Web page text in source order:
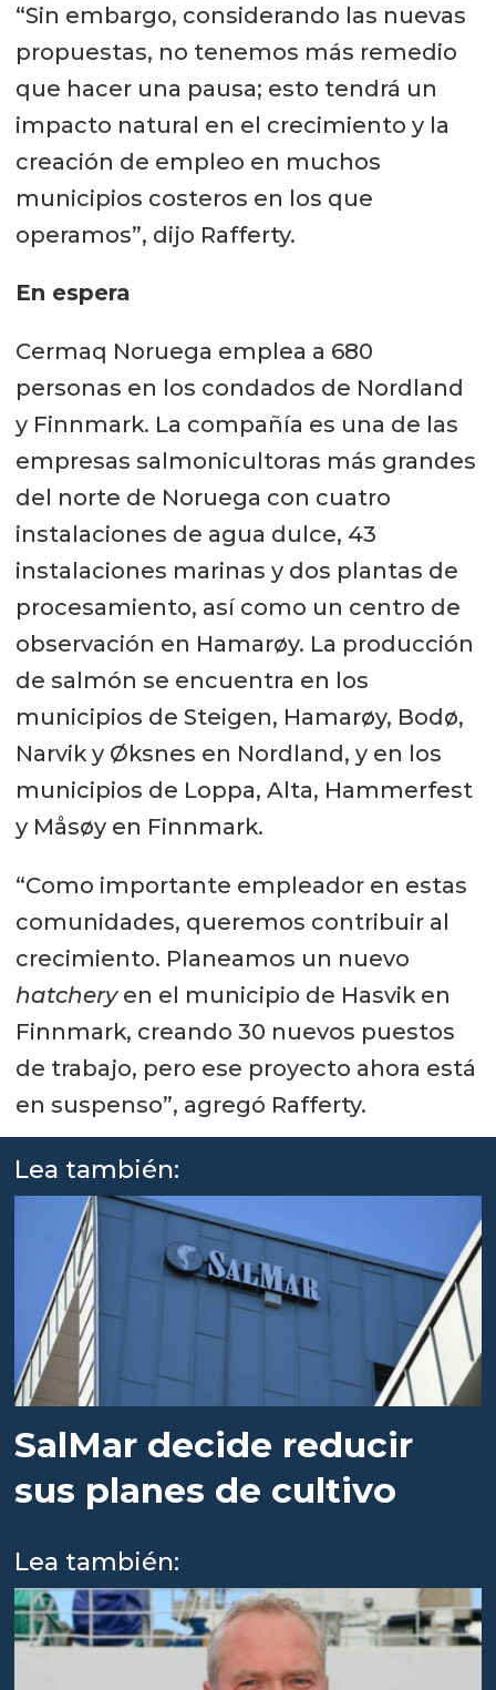
“Sin embargo, considerando las nuevas
propuestas, no tenemos más remedio
que hacer una pausa; esto tendrá un
impacto natural en el crecimiento y la
creación de empleo en muchos
municipios costeros en los que
operamos”, dijo Rafferty.
En espera
Cermaq Noruega emplea a 680
personas en los condados de Nordland
y Finnmark. La compañía es una de las
empresas salmonicultoras más grandes
del norte de Noruega con cuatro
instalaciones de agua dulce, 43
instalaciones marinas y dos plantas de
procesamiento, así como un centro de
observación en Hamarøy. La producción
de salmón se encuentra en los
municipios de Steigen, Hamarøy, Bodø,
Narvik y Øksnes en Nordland, y en los
municipios de Loppa, Alta, Hammerfest
y Måsøy en Finnmark.
“Como importante empleador en estas
comunidades, queremos contribuir al
crecimiento. Planeamos un nuevo
hatcheryen el municipio de Hasvik en
Finnmark, creando 30 nuevos puestos
de trabajo, pero ese proyecto ahora está
en suspenso”, agregó Rafferty.
Lea también:
SalMar decide reducir
sus planes de cultivo
Lea también: